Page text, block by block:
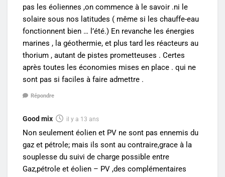
pas les éoliennes ,on commence à le savoir .ni le
solaire sous nos latitudes ( même si les chauffe-eau
fonctionnent bien … l’été.) En revanche les énergies
marines , la géothermie, et plus tard les réacteurs au
thorium , autant de pistes prometteuses . Certes
après toutes les économies mises en place . qui ne
sont pas si faciles à faire admettre .
Répondre
Good mix il y a 13 ans
Non seulement éolien et PV ne sont pas ennemis du
gaz et pétrole; mais ils sont au contraire,grace à la
souplesse du suivi de charge possible entre
Gaz,pétrole et éolien – PV ,des complémentaires